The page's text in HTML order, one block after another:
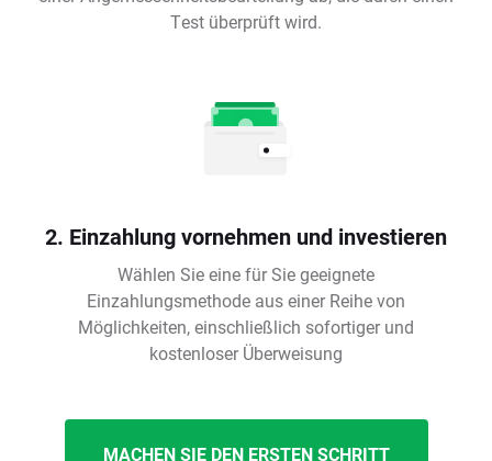
Test überprüft wird.
2. Einzahlung vornehmen und investieren
Wählen Sie eine für Sie geeignete
Einzahlungsmethode aus einer Reihe von
Möglichkeiten, einschließlich sofortiger und
kostenloser Überweisung
MACHEN SIE DEN ERSTEN SCHRITT